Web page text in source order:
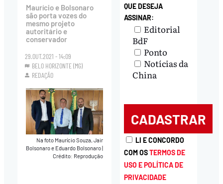
Maurício e Bolsonaro
são porta vozes do
mesmo projeto
autoritário e
conservador
29.OUT.2021 - 14:09
BELO HORIZONTE (MG)
REDAÇÃO
Na foto Maurício Souza, Jair
Bolsonaro e Eduardo Bolsonaro
Crédito: Reprodução
QUE DESEJA
ASSINAR:
Editorial
BdF
Ponto
Notícias da
China
LI E CONCORDO
COM OSTERMOS DE
USO E POLÍTICA DE
PRIVACIDADE